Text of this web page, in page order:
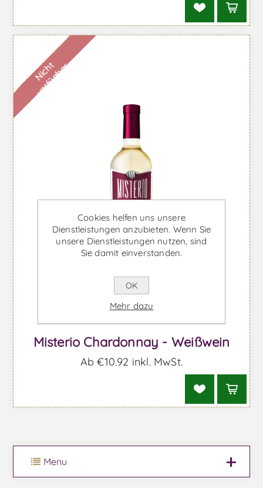
N
i
c
h
t
v
e
r
f
ü
g
b
a
r
Misterio Chardonnay - Weißwein
Ab €10,92 inkl. MwSt.
Menu
Cookies helfen uns unsere
Dienstleistungen anzubieten. Wenn Sie
unsere Dienstleistungen nutzen, sind
Sie damit einverstanden.
OK
Mehr dazu